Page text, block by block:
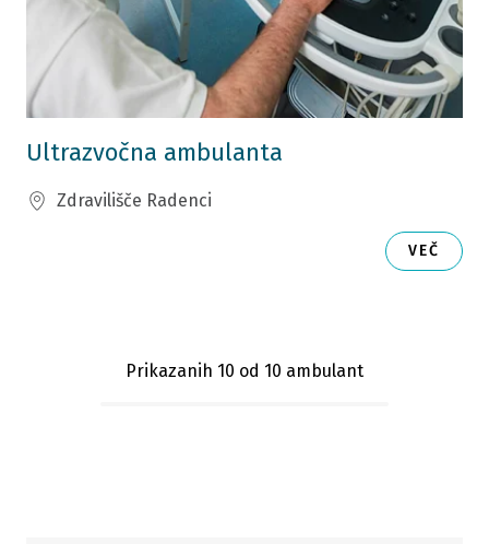
Ultrazvočna ambulanta
Zdravilišče Radenci
VEČ
Prikazanih 10 od 10 ambulant